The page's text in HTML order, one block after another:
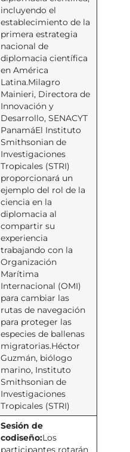
incluyendo el
establecimiento de la
primera estrategia
nacional de
diplomacia científica
en América
Latina.Milagro
Mainieri, Directora de
Innovación y
Desarrollo, SENACYT
PanamáEl Instituto
Smithsonian de
Investigaciones
Tropicales (STRI)
proporcionará un
ejemplo del rol de la
ciencia en la
diplomacia al
compartir su
experiencia
trabajando con la
Organización
Marítima
Internacional (OMI)
para cambiar las
rutas de navegación
para proteger las
especies de ballenas
migratorias.Héctor
Guzmán, biólogo
marino, Instituto
Smithsonian de
Investigaciones
Tropicales (STRI)
Sesión de
codiseño:Los
participantes rotarán